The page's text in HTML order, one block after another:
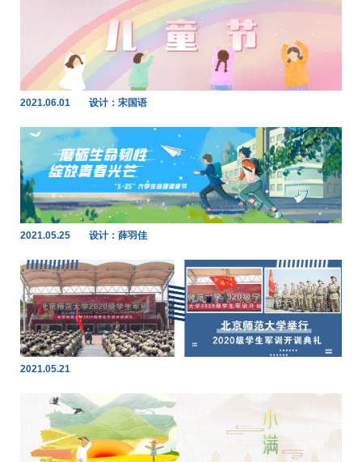
2021.06.01 设计：宋国语
2021.05.25 设计：薛羽佳
2021.05.21